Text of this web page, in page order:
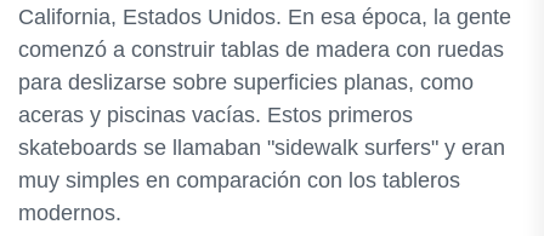
California, Estados Unidos. En esa época, la gente
comenzó a construir tablas de madera con ruedas
para deslizarse sobre superficies planas, como
aceras y piscinas vacías. Estos primeros
skateboards se llamaban "sidewalk surfers" y eran
muy simples en comparación con los tableros
modernos.